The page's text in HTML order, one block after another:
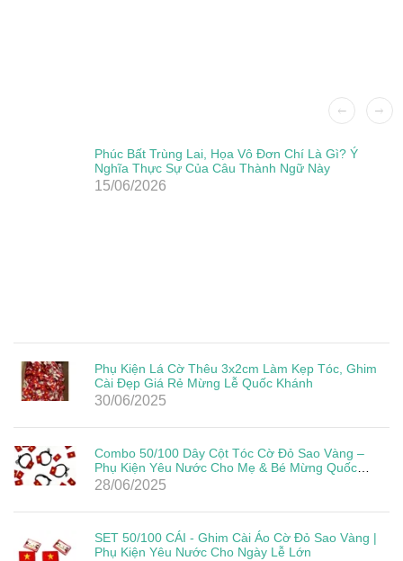
Phúc Bất Trùng Lai, Họa Vô Đơn Chí Là Gì? Ý
Nghĩa Thực Sự Của Câu Thành Ngữ Này
15/06/2026
Phụ Kiện Lá Cờ Thêu 3x2cm Làm Kẹp Tóc, Ghim
Cài Đẹp Giá Rẻ Mừng Lễ Quốc Khánh
30/06/2025
Combo 50/100 Dây Cột Tóc Cờ Đỏ Sao Vàng –
Phụ Kiện Yêu Nước Cho Mẹ & Bé Mừng Quốc
Khánh 2/9
28/06/2025
SET 50/100 CÁI - Ghim Cài Áo Cờ Đỏ Sao Vàng |
Phụ Kiện Yêu Nước Cho Ngày Lễ Lớn